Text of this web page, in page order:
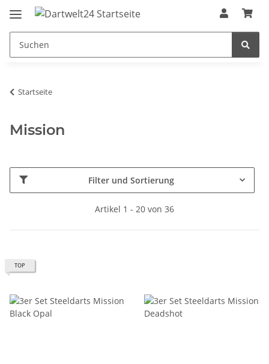
Startseite
Mission
Filter und Sortierung
Artikel 1 - 20 von 36
TOP